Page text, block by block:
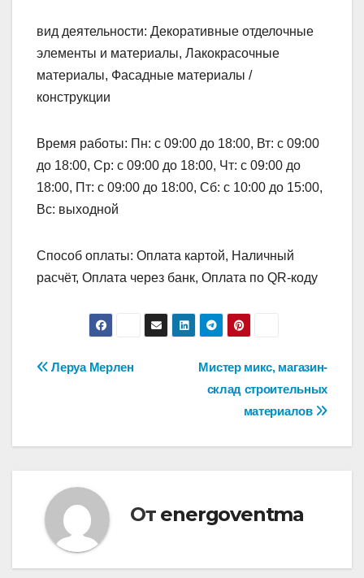
вид деятельности: Декоративные отделочные
элементы и материалы, Лакокрасочные
материалы, Фасадные материалы /
конструкции
Время работы: Пн: с 09:00 до 18:00, Вт: с 09:00
до 18:00, Ср: с 09:00 до 18:00, Чт: с 09:00 до
18:00, Пт: с 09:00 до 18:00, Сб: с 10:00 до 15:00,
Вс: выходной
Способ оплаты: Оплата картой, Наличный
расчёт, Оплата через банк, Оплата по QR-коду
Навигация
записям
Мистер микс, магазин-
склад строительных
материалов
Леруа Мерлен
От energoventma